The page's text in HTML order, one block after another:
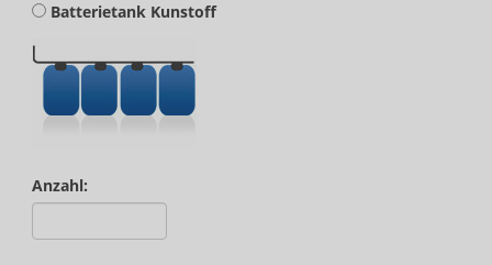
Batterietank Kunstoff
Anzahl: